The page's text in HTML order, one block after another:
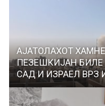
АЈАТОЛАХОТ
ПЕЗЕШКИЈАН
САД И ИЗРАЕЛ ВРЗ